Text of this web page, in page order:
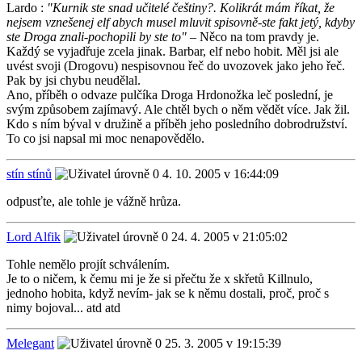
Lardo : "Kurnik ste snad učitelé češtiny?. Kolikrát mám říkat, že
nejsem vznešenej elf abych musel mluvit spisovně-ste fakt jetý, kdyby
ste Droga znali-pochopili by ste to" – Něco na tom pravdy je.
Každý se vyjadřuje zcela jinak. Barbar, elf nebo hobit. Měl jsi ale
uvést svoji (Drogovu) nespisovnou řeč do uvozovek jako jeho řeč.
Pak by jsi chybu neudělal.
Ano, příběh o odvaze pulčíka Droga Hrdonožka leč poslední, je
svým způsobem zajímavý. Ale chtěl bych o něm vědět více. Jak žil.
Kdo s ním býval v družině a příběh jeho posledního dobrodružství.
To co jsi napsal mi moc nenapovědělo.
stín stínů
4. 10. 2005 v 16:44:09
odpusťte, ale tohle je vážně hrůza.
Lord Alfik
24. 4. 2005 v 21:05:02
Tohle nemělo projít schválením.
Je to o ničem, k čemu mi je že si přečtu že x skřetů Killnulo,
jednoho hobita, když nevím- jak se k němu dostali, proč, proč s
nimy bojoval... atd atd
Melegant
25. 3. 2005 v 19:15:39